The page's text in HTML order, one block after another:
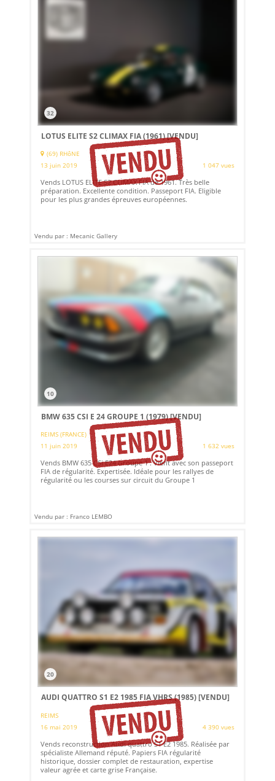
32
LOTUS ELITE S2 CLIMAX FIA (1961)[VENDU]
(69) RHôNE
13 juin 2019
1 047 vues
Vends LOTUS ELITE S2 CLIMAX FIA de 1961. Très belle
préparation. Excellente condition. Passeport FIA. Eligible
pour les plus grandes épreuves européennes.
Vendu par : Mecanic Gallery
10
BMW 635 CSI E 24 GROUPE 1 (1979)[VENDU]
REIMS (FRANCE)
11 juin 2019
1 632 vues
Vends BMW 635 CSi E24 Groupe 1 . Vient avec son passeport
FIA de régularité. Expertisée. Idéale pour les rallyes de
régularité ou les courses sur circuit du Groupe 1
Vendu par : Franco LEMBO
20
AUDI QUATTRO S1 E2 1985 FIA VHRS (1985)[VENDU]
REIMS
16 mai 2019
4 390 vues
Vends reconstruction Audi quattro S1 E2 1985. Réalisée par
spécialiste Allemand réputé. Papiers FIA régularité
historique, dossier complet de restauration, expertise
valeur agrée et carte grise Française.